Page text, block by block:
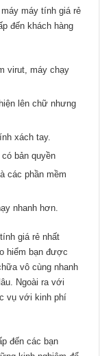
máy tính giá rẻ
đến khách hàng
virut, máy chạy
lên chữ nhưng
xách tay.
bản quyền
các phần mềm
nhanh hơn.
giá rẻ nhất
hiểm bạn được
vô cùng nhanh
Ngoài ra với
vụ với kinh phí
đến các bạn